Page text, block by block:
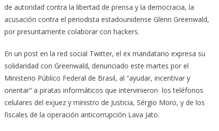
de autoridad contra la libertad de prensa y la democracia, la
acusación contra el periodista estadounidense Glenn Greenwald,
por presuntamente colaborar con hackers.
En un post en la red social Twitter, el ex mandatario expresa su
solidaridad con Greenwald, denunciado este martes por el
Ministerio Público Federal de Brasil, al “ayudar, incentivar y
orientar” a piratas informáticos que intervinieron los teléfonos
celulares del exjuez y ministro de Justicia, Sérgio Moro, y de los
fiscales de la operación anticorrupción Lava Jato.